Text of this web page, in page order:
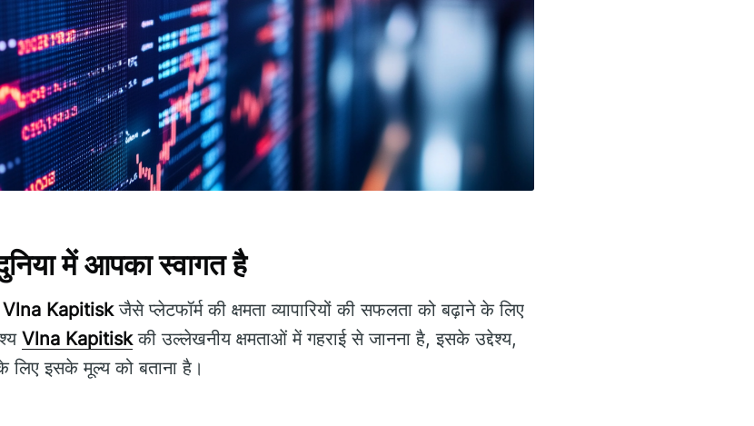
में आपका स्वागत है
Vlna Kapitiskजैसे प्लेटफॉर्म की क्षमता व्यापारियों की सफलता को बढ़ाने के लिए
Vlna Kapitiskकी उल्लेखनीय क्षमताओं में गहराई से जानना है, इसके उद्देश्य,
लिए इसके मूल्य को बताना है।